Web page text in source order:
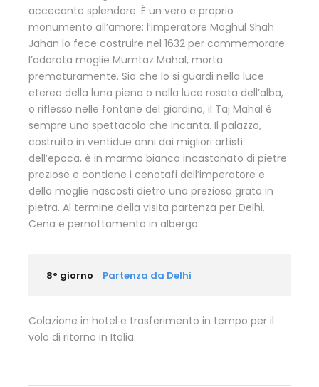
accecante splendore. È un vero e proprio
monumento all’amore: l’imperatore Moghul Shah
Jahan lo fece costruire nel 1632 per commemorare
l’adorata moglie Mumtaz Mahal, morta
prematuramente. Sia che lo si guardi nella luce
eterea della luna piena o nella luce rosata dell’alba,
o riflesso nelle fontane del giardino, il Taj Mahal è
sempre uno spettacolo che incanta. Il palazzo,
costruito in ventidue anni dai migliori artisti
dell’epoca, è in marmo bianco incastonato di pietre
preziose e contiene i cenotafi dell’imperatore e
della moglie nascosti dietro una preziosa grata in
pietra. Al termine della visita partenza per Delhi.
Cena e pernottamento in albergo.
8° giorno Partenza da Delhi
Colazione in hotel e trasferimento in tempo per il
volo di ritorno in Italia.